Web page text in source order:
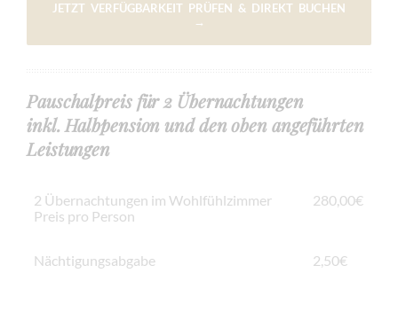
JETZT VERFÜGBARKEIT PRÜFEN & DIREKT BUCHEN
→
Pauschalpreis für 2 Übernachtungen
inkl. Halbpension und den oben angeführten
Leistungen
2 Übernachtungen im Wohlfühlzimmer
Preis pro Person
280,00€
Nächtigungsabgabe 2,50€